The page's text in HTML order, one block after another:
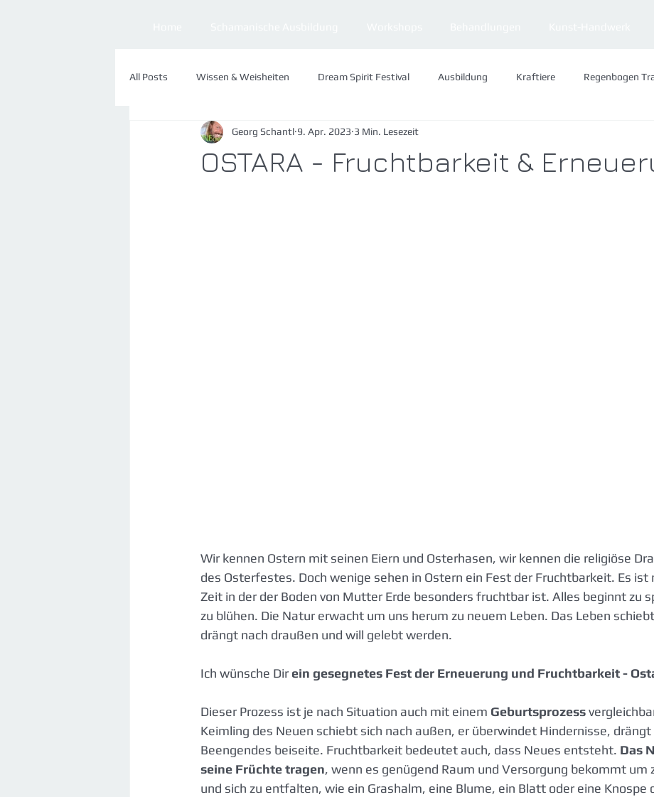
All Posts Wissen & Weisheiten Dream Spirit Festival Ausbildung Kraftiere Regenbogen
Praxis & Tipps Manifestation Visionen Jahreskreis
OSTARA - Fruchtbarkeit &
Georg Schantl 9. Apr. 2023 3 Min. Lesezeit
Wir kennen Ostern mit seinen Eiern und Osterhasen, wir kennen die religiöse
des Osterfestes. Doch wenige sehen in Ostern ein Fest der Fruchtbarkeit. Es ist
Zeit in der der Boden von Mutter Erde besonders fruchtbar ist. Alles beginnt zu
zu blühen. Die Natur erwacht um uns herum zu neuem Leben. Das Leben
drängt nach draußen und will gelebt werden.
Ich wünsche Dir ein gesegnetes Fest der Erneuerung und Fruchtbarkeit -
Dieser Prozess ist je nach Situation auch mit einem Geburtsprozess
Keimling des Neuen schiebt sich nach außen, er überwindet Hindernisse,
Beengendes beiseite. Fruchtbarkeit bedeutet auch, dass Neues entsteht. Das
seine Früchte tragen, wenn es genügend Raum und Versorgung bekommt um
und sich zu entfalten, wie ein Grashalm, eine Blume, ein Blatt oder eine Knospe